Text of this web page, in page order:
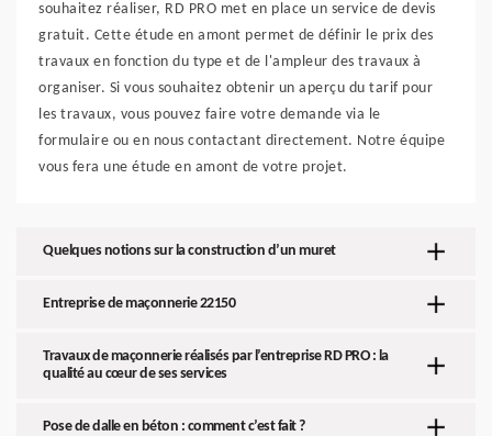
souhaitez réaliser, RD PRO met en place un service de devis
gratuit. Cette étude en amont permet de définir le prix des
travaux en fonction du type et de l'ampleur des travaux à
organiser. Si vous souhaitez obtenir un aperçu du tarif pour
les travaux, vous pouvez faire votre demande via le
formulaire ou en nous contactant directement. Notre équipe
vous fera une étude en amont de votre projet.
Quelques notions sur la construction d’un muret
Entreprise de maçonnerie 22150
Travaux de maçonnerie réalisés par l’entreprise RD PRO : la
qualité au cœur de ses services
Pose de dalle en béton : comment c’est fait ?